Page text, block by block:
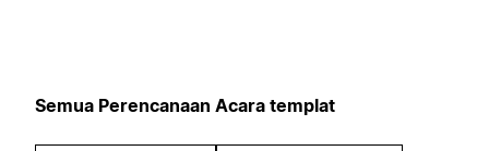
Semua Perencanaan Acara templat